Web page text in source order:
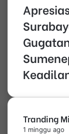
Tranding
1 minggu ago